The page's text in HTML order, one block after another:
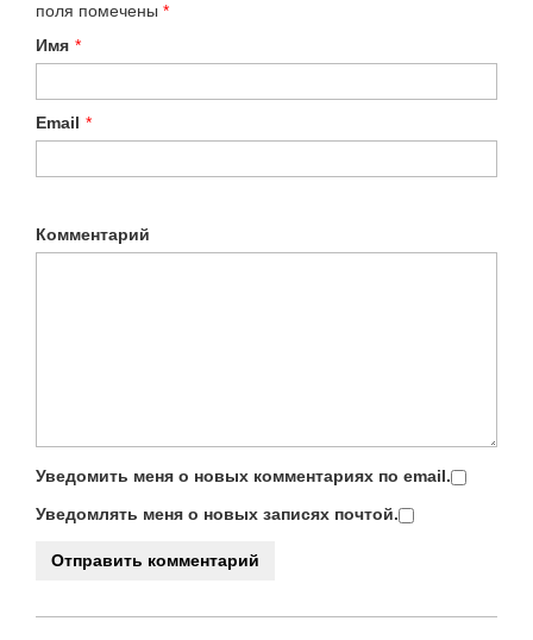
поля помечены *
Имя *
Email *
Комментарий
Уведомить меня о новых комментариях по email.
Уведомлять меня о новых записях почтой.